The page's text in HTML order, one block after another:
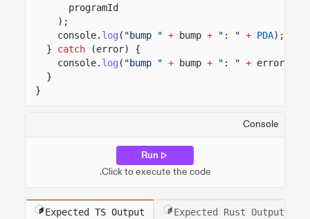
programId
);
console. log ( "bump " + bump + ": " + PDA);
}
catch
(error) {
console. log ( "bump " + bump + ": " + error);
}
}
Console
Run
Click to execute the code.
Expected TS Output Expected Rust Output